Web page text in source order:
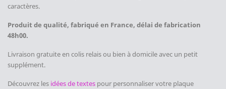
caractères.
Produit de qualité, fabriqué en France, délai de fabrication
48h00.
Livraison gratuite en colis relais ou bien à domicile avec un petit
supplément.
Découvrez les idées de textes pour personnaliser votre plaque